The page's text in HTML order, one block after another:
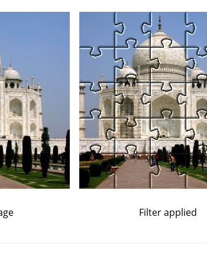
Filter applied